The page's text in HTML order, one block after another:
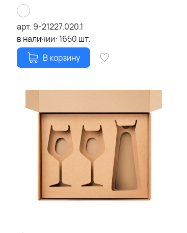
арт. 9-21227.020.1
в наличии: 1650 шт.
В корзину